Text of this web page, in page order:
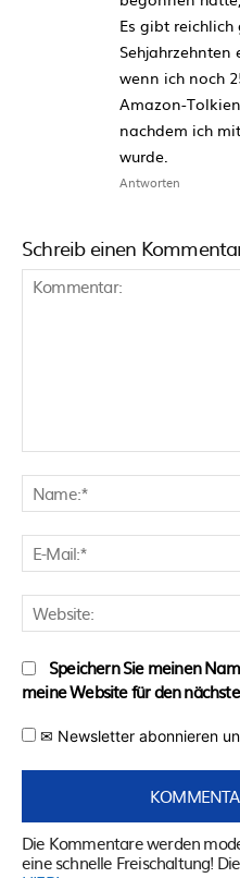
Es gibt
wenn ich noch
Amazon-
nachdem ich
wurde.
Antworten
Schreib einen
Speichern Sie meinen
meine Website für den
✉ Newsletter abonnieren
Die Kommentare werden
eine schnelle Freischaltung!